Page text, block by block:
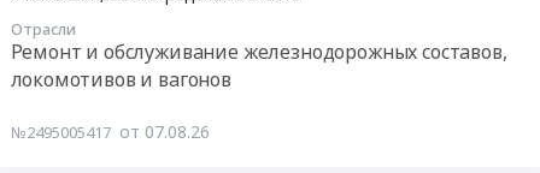
Отрасли
Ремонт и обслуживание железнодорожных составов,
локомотивов и вагонов
№2495005417 от 07.08.26